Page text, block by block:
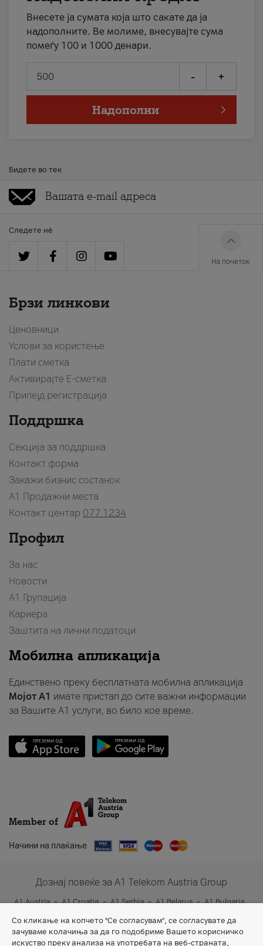
Внесете ја сумата која што сакате да ја
надополните. Ве молиме, внесувајте сума
помеѓу 100 и 1000 денари.
- +
Надополни
Бидете во тек
Следете нè
На почеток
Брзи линкови
Ценовници
Услови за користење
Плати сметка
Активирајте Е-сметка
Припејд регистрација
Поддршка
Секција за поддршка
Контакт форма
Закажи бизнис состанок
A1 Продажни места
Контакт центар 077 1234
Профил
За нас
Новости
А1 Групација
Кариера
Заштита на лични податоци
Мобилна апликација
Единствено преку бесплатната мобилна апликација
Мојот A1 имате пристап до сите важни информации
за Вашите A1 услуги, во било кое време.
Member of
Начини на плаќање
Дознај повеќе за A1 Telekom Austria Group
A1 Austria A1 Croatia A1 Serbia A1 Belarus
A1 Bulgaria
Со кликање на копчето "Се согласувам", се согласувате да
зачуваме колачиња за да го подобриме Вашето корисничко
искуство преку анализа на употребата на веб-страната,